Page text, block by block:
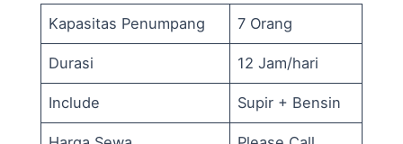
Kapasitas Penumpang 7 Orang
Durasi 12 Jam/hari
Include Supir + Bensin